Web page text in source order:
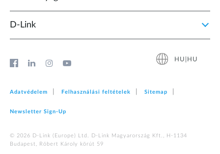
D‑Link
HU|HU
Adatvédelem Felhasználási feltételek Sitemap
Newsletter Sign‑Up
© 2026 D‑Link (Europe) Ltd. D-Link Magyarország Kft., H-1134
Budapest, Róbert Károly körút 59